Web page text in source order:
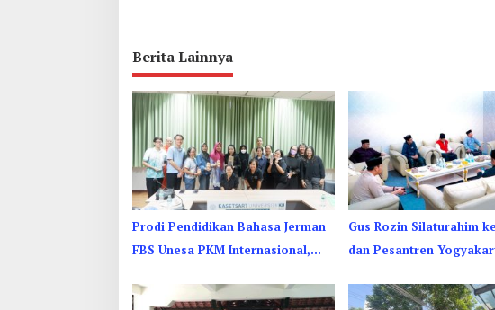
Berita Lainnya
Prodi Pendidikan Bahasa Jerman
FBS Unesa PKM Internasional,
Gus Rozin Silaturahim
dan Pesantren